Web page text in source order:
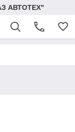
АВТОТЕХ"